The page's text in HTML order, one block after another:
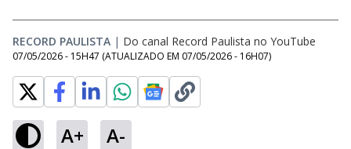
RECORD PAULISTA | Do canal Record Paulista no YouTube
07/05/2026 - 15H47 (ATUALIZADO EM 07/05/2026 - 16H07)
A+ A-